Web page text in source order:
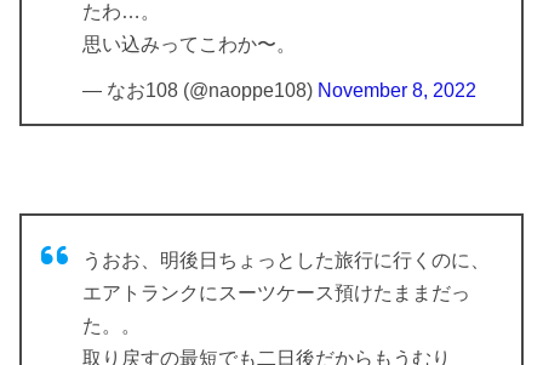
たわ…。
思い込みってこわか〜。
— なお108 (@naoppe108) November 8, 2022
うおお、明後日ちょっとした旅行に行くのに、
エアトランクにスーツケース預けたままだっ
た。。
取り戻すの最短でも二日後だからもうむり